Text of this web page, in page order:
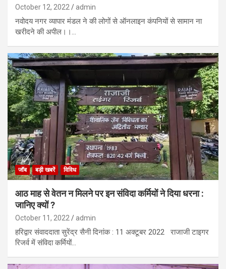
October 12, 2022 admin
नवोदय नगर व्यापार मंडल ने की लोगों से ऑनलाइन कंपनियों से सामान ना
खरीदने की अपील।।…
जॉब बड़ी खबरें विविध
आठ माह से वेतन न मिलने पर इन संविदा कर्मियों ने दिया धरना :
जानिए क्यों ?
October 11, 2022 admin
हरिद्वार संवाददाता सुरेंद्र सैनी दिनांक : 11 अक्टूबर 2022 राजाजी टाइगर
रिजर्व में संविदा कर्मियों…